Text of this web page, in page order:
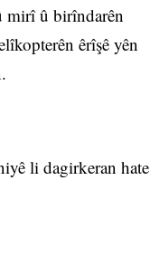
mirî û birîndarên
êrîşê yên
li dagirkeran hate